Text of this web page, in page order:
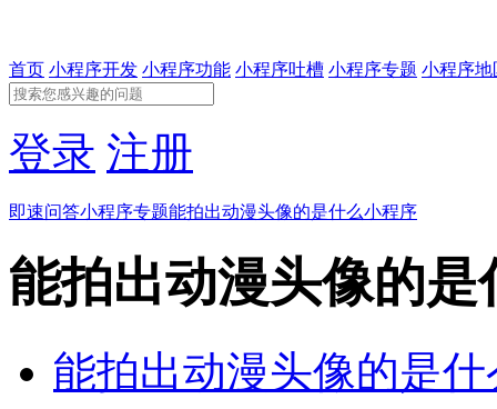
首页 小程序开发 小程序功能 小程序吐槽 小程序专题 小程序地
登录 注册
即速问答小程序专题能拍出动漫头像的是什么小程序
能拍出动漫头像的是
能拍出动漫头像的是